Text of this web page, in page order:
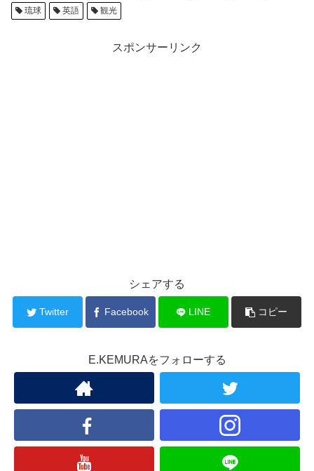
琉球
英語 観光
スポンサーリンク
シェアする
Twitter Facebook LINE コピー
E.KEMURAをフォローする